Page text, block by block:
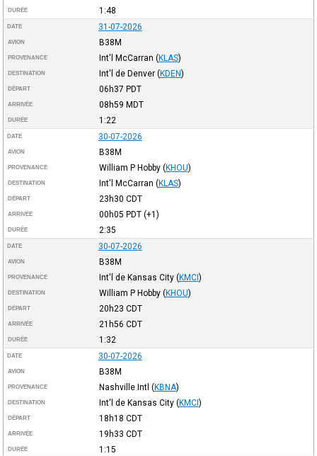
DURÉE 1:48
DATE 31-07-2026
AVION B38M
PROVENANCE Int'l McCarran (KLAS)
DESTINATION Int'l de Denver (KDEN)
DÉPART 06h37 PDT
ARRIVÉE 08h59 MDT
DURÉE 1:22
DATE 30-07-2026
AVION B38M
PROVENANCE William P Hobby (KHOU)
DESTINATION Int'l McCarran (KLAS)
DÉPART 23h30 CDT
ARRIVÉE 00h05 PDT(+1)
DURÉE 2:35
DATE 30-07-2026
AVION B38M
PROVENANCE Int'l de Kansas City (KMCI)
DESTINATION William P Hobby (KHOU)
DÉPART 20h23 CDT
ARRIVÉE 21h56 CDT
DURÉE 1:32
DATE 30-07-2026
AVION B38M
PROVENANCE Nashville Intl (KBNA)
DESTINATION Int'l de Kansas City (KMCI)
DÉPART 18h18 CDT
ARRIVÉE 19h33 CDT
DURÉE 1:15